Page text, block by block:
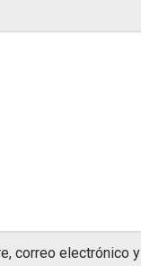
correo electrónico